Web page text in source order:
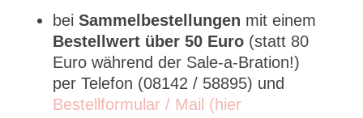
bei Sammelbestellungen mit einem
Bestellwert über 50 Euro (statt 80
Euro während der Sale-a-Bration!)
per Telefon (08142 / 58895) und
Bestellformular / Mail (hier